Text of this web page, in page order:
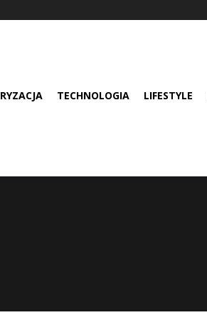
TECHNOLOGIA LIFESTYLE